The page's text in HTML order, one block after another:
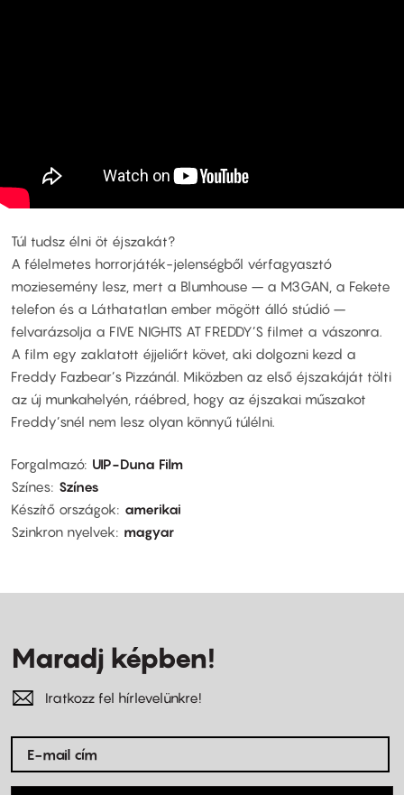
Túl tudsz élni öt éjszakát?
A félelmetes horrorjáték-jelenségből vérfagyasztó
moziesemény lesz, mert a Blumhouse – a M3GAN, a Fekete
telefon és a Láthatatlan ember mögött álló stúdió –
felvarázsolja a FIVE NIGHTS AT FREDDY’S filmet a vászonra.
A film egy zaklatott éjjeliőrt követ, aki dolgozni kezd a
Freddy Fazbear’s Pizzánál. Miközben az első éjszakáját tölti
az új munkahelyén, ráébred, hogy az éjszakai műszakot
Freddy’snél nem lesz olyan könnyű túlélni.
Forgalmazó UIP-Duna Film
Színes Színes
Készítő országok
amerikai
Szinkron nyelvek
magyar
Maradj képben!
Iratkozz fel hírlevelünkre!